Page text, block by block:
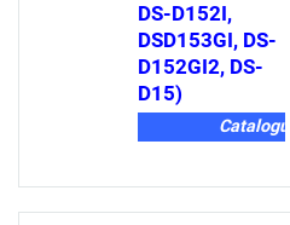
DS-D152I,
DSD153GI, DS-
D152GI2, DS-
D15)
Catalogue